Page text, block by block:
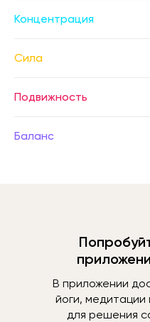
Концентрация
Сила
Подвижность
Баланс
В приложении
йоги, медитации
для решения